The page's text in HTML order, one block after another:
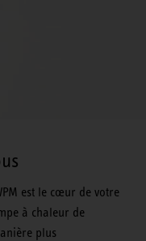
est le cœur de votre
à chaleur de
plus